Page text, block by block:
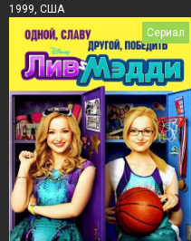
1999, США
Сериал